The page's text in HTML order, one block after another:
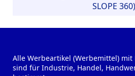
SLOPE 360)
Alle Werbeartikel (Werbemittel)
sind für Industrie, Handel,